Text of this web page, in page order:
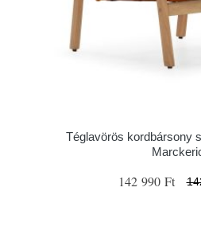
Téglavörös kordbársony
142 990 Ft